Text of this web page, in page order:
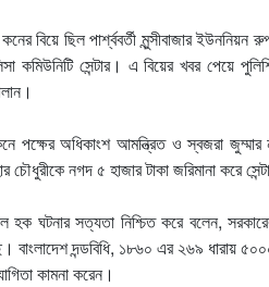
বিয়ে ছিল পার্শ্ববর্তী মুন্সীবাজার
সেন্টার। এ বিয়ের খবর পেয়ে
পক্ষের অধিকাংশ আমন্ত্রিত ও স্বজরা
চৌধুরীকে নগদ ৫ হাজার টাকা জরিমানা করে
হক ঘটনার সত্যতা নিশ্চিত করে বলেন,
বাংলাদেশ দন্ডবিধি, ১৮৬০ এর ২৬৯ ধারায়
কামনা করেন।